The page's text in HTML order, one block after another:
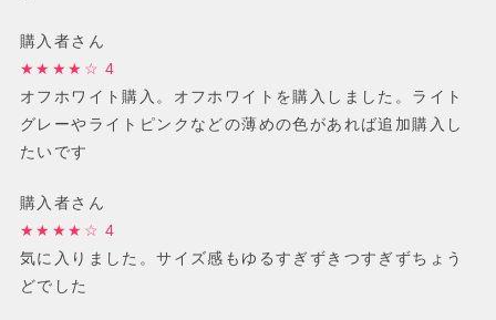
購入者さん
★★★★☆ 4
オフホワイト購入。オフホワイトを購入しました。ライト
グレーやライトピンクなどの薄めの色があれば追加購入し
たいです
購入者さん
★★★★☆ 4
気に入りました。サイズ感もゆるすぎずきつすぎずちょう
どでした